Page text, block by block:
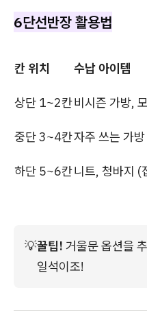
6단선반장 활용법
칸 위치 수납 아이템
상단 1~2칸비시즌 가방,
중단 3~4칸자주 쓰는 가방
하단 5~6칸니트, 청바지 (
💡꿀팁! 거울문 옵션을
일석이조!